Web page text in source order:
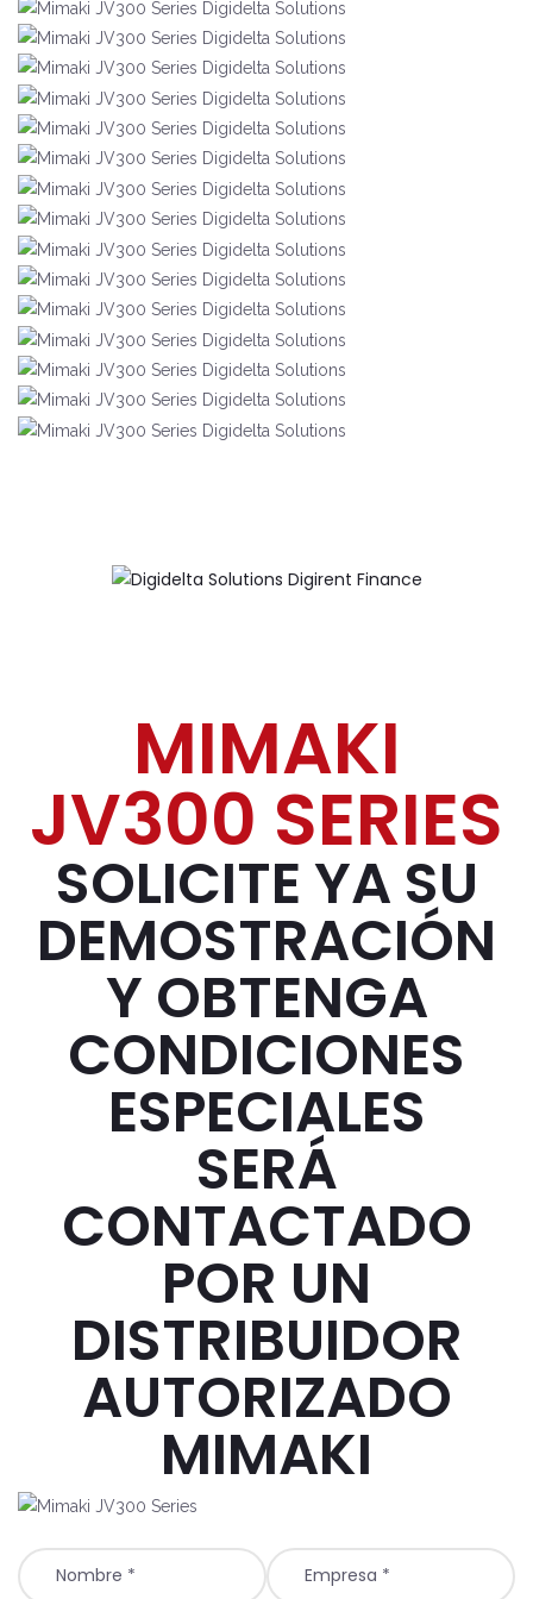
MIMAKI
JV300 SERIES
SOLICITE YA SU
DEMOSTRACIÓN
Y OBTENGA
CONDICIONES
ESPECIALES
SERÁ
CONTACTADO
POR UN
DISTRIBUIDOR
AUTORIZADO
MIMAKI